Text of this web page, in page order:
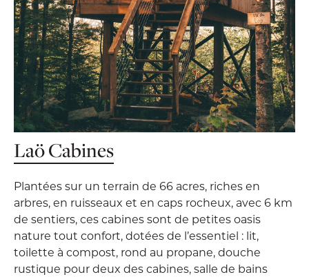
Laö Cabines
Plantées sur un terrain de 66 acres, riches en
arbres, en ruisseaux et en caps rocheux, avec 6 km
de sentiers, ces cabines sont de petites oasis
nature tout confort, dotées de l’essentiel : lit,
toilette à compost, rond au propane, douche
rustique pour deux des cabines, salle de bains